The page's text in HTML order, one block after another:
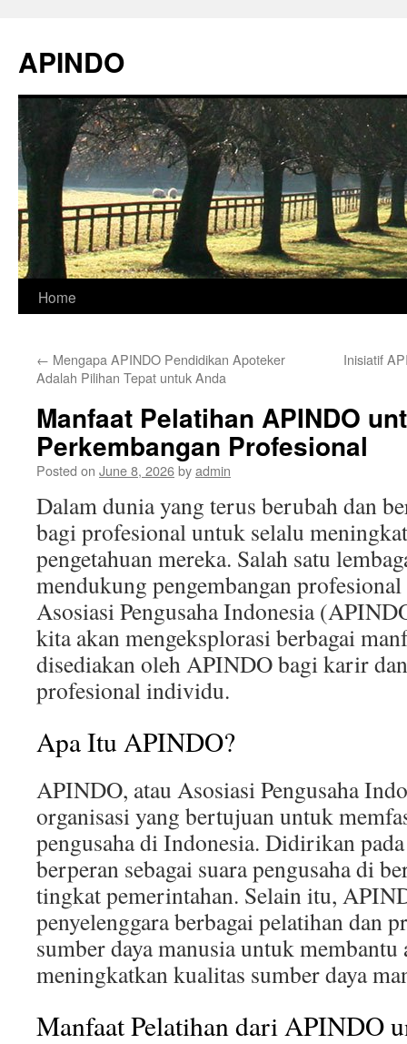
content
APINDO
Home
← Mengapa APINDO Pendidikan Apoteker
Adalah Pilihan Tepat untuk Anda
Inisiatif
Manfaat Pelatihan APINDO
Perkembangan Profesional
Posted on June 8, 2026byadmin
Dalam dunia yang terus berubah dan
bagi profesional untuk selalu
pengetahuan mereka. Salah satu
mendukung pengembangan
Asosiasi Pengusaha Indonesia
kita akan mengeksplorasi berbagai
disediakan oleh APINDO bagi karir
profesional individu.
Apa Itu APINDO?
APINDO, atau Asosiasi Pengusaha
organisasi yang bertujuan untuk
pengusaha di Indonesia. Didirikan
berperan sebagai suara pengusaha di
tingkat pemerintahan. Selain itu,
penyelenggara berbagai pelatihan dan
sumber daya manusia untuk membantu
meningkatkan kualitas sumber daya
Manfaat Pelatihan dari APINDO